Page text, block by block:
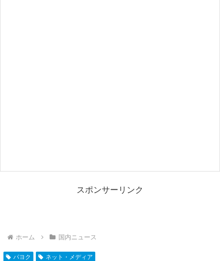
スポンサーリンク
ホーム 国内ニュース
パヨク ネット・メディア